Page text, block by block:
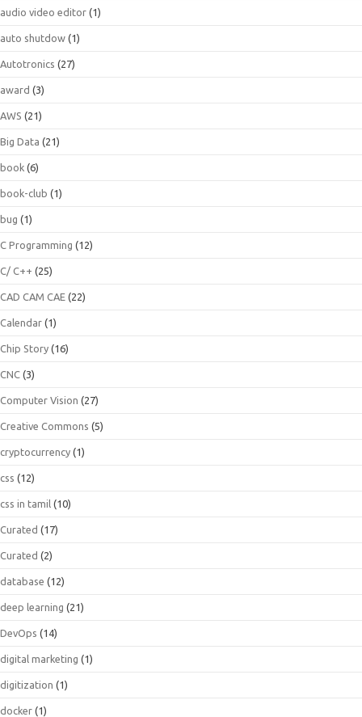
audio video editor (1)
auto shutdow (1)
Autotronics (27)
award (3)
AWS (21)
Big Data (21)
book (6)
book-club (1)
bug (1)
C Programming (12)
C/ C++ (25)
CAD CAM CAE (22)
Calendar (1)
Chip Story (16)
CNC (3)
Computer Vision (27)
Creative Commons (5)
cryptocurrency (1)
css (12)
css in tamil (10)
Curated (17)
Curated (2)
database (12)
deep learning (21)
DevOps (14)
digital marketing (1)
digitization (1)
docker (1)